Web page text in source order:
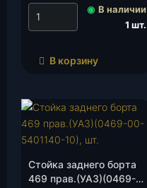
◉ В наличии
1 шт.
В корзину
Стойка заднего борта
469 прав.(УАЗ)(0469-